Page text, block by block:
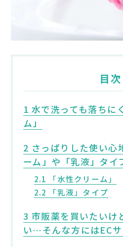
目次
1 水で洗っても落ちに
ム」
2 さっぱりした使い心
ーム」や「乳液」タイ
2.1 「水性クリーム」
2.2 「乳液」タイプ
3 市販薬を買いたいけ
い…そんな方にはEC